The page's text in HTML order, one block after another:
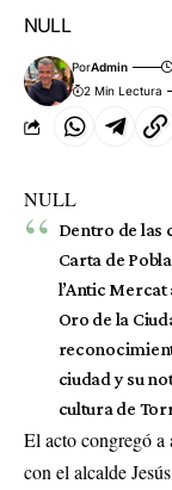
NULL
PorAdmin
2 Min Lectura
NULL
Dentro de las
Carta de
l’Antic
Oro de la
ciudad y su
cultura de
El acto congregó
con el alcalde